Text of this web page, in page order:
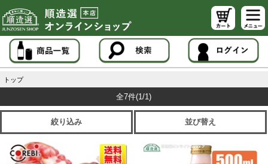
トップ
全7件(1/1)
絞り込み 並び替え